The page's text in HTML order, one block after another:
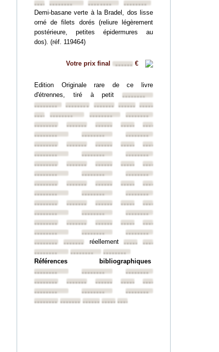
•••••••••••••••• ••••••••
••••••••
Demi-basane verte à la Bradel, dos lisse
orné de filets dorés (reliure légèrement
postérieure, petites épidermures au
dos). (réf. 119464)
Votre prix final •••••• €
Edition Originale rare de ce livre
d'étrennes, tiré à petit ••••••••
••••••••
•••••••• •••••••• ••••••••••••••••
•••••••••••••••• ••••••••
••••••••
••••••••
•••••••• •••••••• ••••••••••••••••
••••••••
••••••••
••••••••
••••••••
•••••••• •••••••• ••••••••••••••••
••••••••
••••••••
••••••••
••••••••
•••••••• •••••••• ••••••••••••••••
••••••••
••••••••
••••••••
••••••••
•••••••• •••••••• ••••••••••••••••
••••••••
••••••••
••••••••
••••••••
•••••••• •••••••• ••••••••••••••••
••••••••
••••••••
••••••••
••••••••
•••••••• •••••••• ••••••••••••••••
••••••••
••••••••
••••••••
••••••••
•••••••• réellement••••••••••••••••
••••••••
••••••••
••••••••
Références bibliographiques
••••••••
••••••••
••••••••
••••••••
•••••••• •••••••• ••••••••••••••••
••••••••
••••••••
••••••••
•••••••• ••••••••••••••••••••••••••••••••